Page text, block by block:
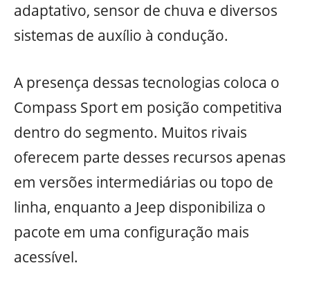
adaptativo, sensor de chuva e diversos
sistemas de auxílio à condução.
A presença dessas tecnologias coloca o
Compass Sport em posição competitiva
dentro do segmento. Muitos rivais
oferecem parte desses recursos apenas
em versões intermediárias ou topo de
linha, enquanto a Jeep disponibiliza o
pacote em uma configuração mais
acessível.